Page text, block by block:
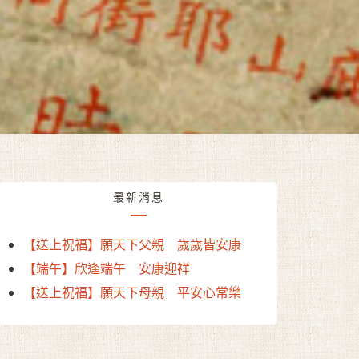
最新消息
【送上祝福】願天下父親 歲歲皆安康
【端午】欣逢端午 安康迎祥
【送上祝福】願天下母親 平安心常樂